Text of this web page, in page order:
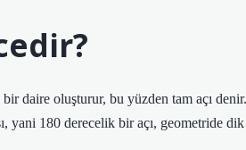
daire oluşturur, bu yüzden tam açı denir.
yani 180 derecelik bir açı, geometride dik